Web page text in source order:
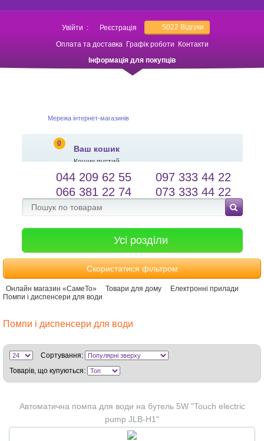
Увійти : Реєстрація 5022 Відгуки
Оплата та доставка Графік роботи
Контакти
Інформація для покупців
Мережа інтернет-магазинів
0
Ваш кошик
Кошик пустий
salessameto@gmail.com
Зворотній зв'язок
Мова сайту
044 209 62 55
097 333 44 22
066 381 22 74
073 333 44 22
Усі розділи
Скористатися фільтром
Онлайн магазин «СамеТо» Товари для дому
Електронні прилади
Помпи і диспенсери для води
Помпи і диспенсери для води
Сортування:
Товарів, що купуються:
Автоматична помпа для води на бутель 5W "Touch electric
pump JLB-H1"